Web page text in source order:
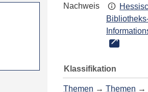
Nachweis
Klassifikation
Themen → Themen →